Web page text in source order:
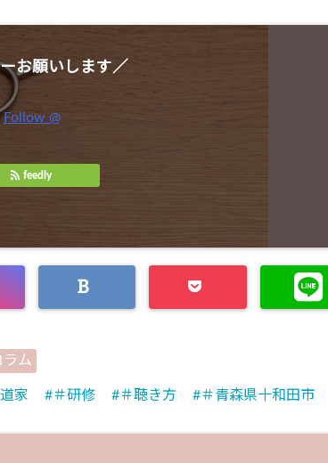
お願いします／
Follow @
feedly
ム
家 ＃研修 ＃聴き方 ＃青森県十和田市